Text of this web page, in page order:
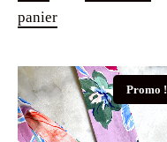
panier
Promo !